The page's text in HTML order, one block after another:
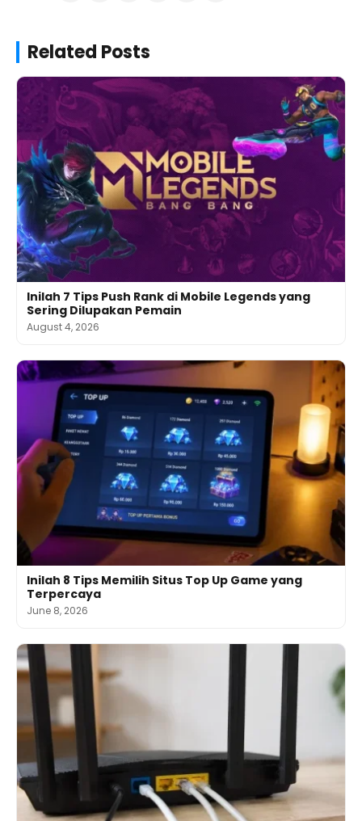
Related Posts
Inilah 7 Tips Push Rank di Mobile Legends yang
Sering Dilupakan Pemain
August 4, 2026
Inilah 8 Tips Memilih Situs Top Up Game yang
Terpercaya
June 8, 2026